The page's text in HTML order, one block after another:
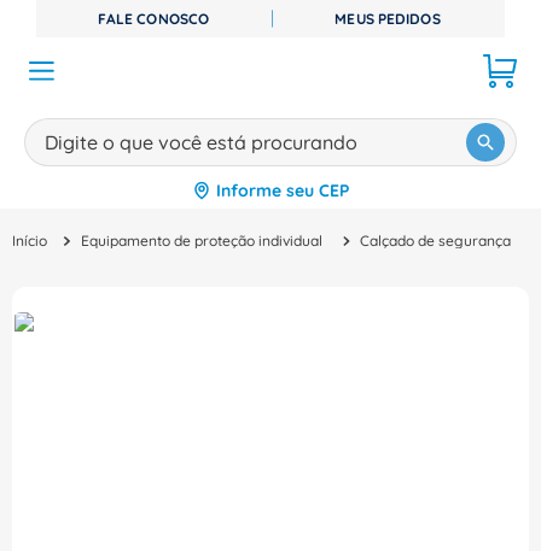
FALE CONOSCO MEUS PEDIDOS
Digite o que você está procurando
Informe seu CEP
Equipamento de proteção individual Calçado de segurança
TERMOS MAIS BUSCADOS
º disjuntor